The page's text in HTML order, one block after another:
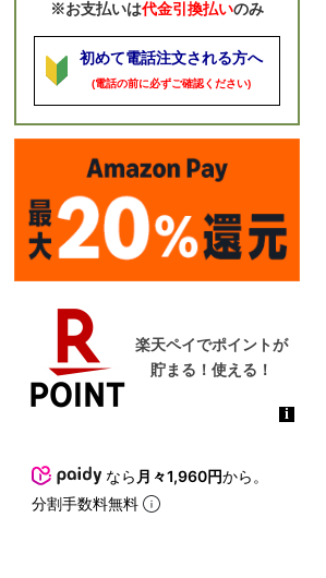
※お支払いは代金引換払いのみ
初めて電話注文される方へ
(電話の前に必ずご確認ください)
なら 月々1,960円から。
分割手数料無料